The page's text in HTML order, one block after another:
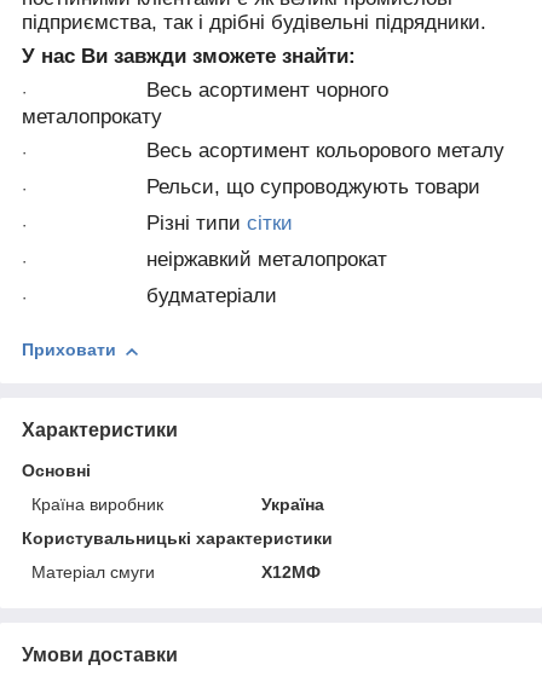
підприємства, так і дрібні будівельні підрядники.
У нас Ви завжди зможете знайти:
·
Весь асортимент чорного
металопрокату
· Весь асортимент кольорового металу
· Рельси, що супроводжують товари
· Різні типи сітки
· неіржавкий металопрокат
· будматеріали
Приховати
Характеристики
Основні
Країна виробник
Україна
Користувальницькі характеристики
Матеріал смуги
Х12МФ
Умови доставки